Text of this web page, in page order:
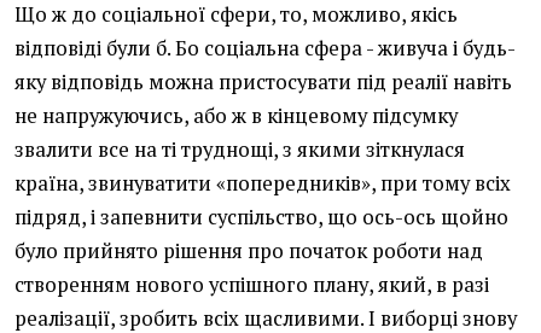
Що ж до соціальної сфери, то, можливо, якісь
відповіді були б. Бо соціальна сфера - живуча і будь-
яку відповідь можна пристосувати під реалії навіть
не напружуючись, або ж в кінцевому підсумку
звалити все на ті труднощі, з якими зіткнулася
країна, звинуватити «попередників», при тому всіх
підряд, і запевнити суспільство, що ось-ось щойно
було прийнято рішення про початок роботи над
створенням нового успішного плану, який, в разі
реалізації, зробить всіх щасливими. І виборці знову